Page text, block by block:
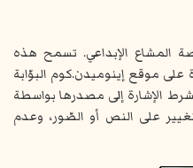
المشاع الإبداعي. تسمح هذه
على موقع إينوميدن.كوم البوّابة
الإشارة إلى مصدرها بواسطة
على النص أو الصّور، وعدم